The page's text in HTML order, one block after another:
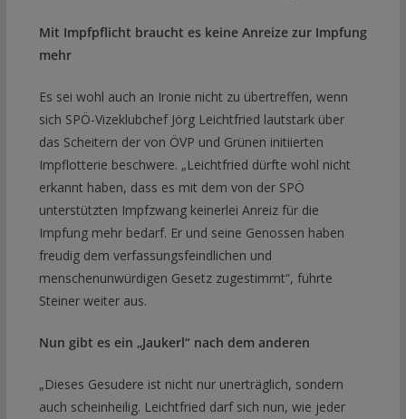
Mit Impfpflicht braucht es keine Anreize zur Impfung
mehr
Es sei wohl auch an Ironie nicht zu übertreffen, wenn
sich SPÖ-Vizeklubchef Jörg Leichtfried lautstark über
das Scheitern der von ÖVP und Grünen initiierten
Impflotterie beschwere. „Leichtfried dürfte wohl nicht
erkannt haben, dass es mit dem von der SPÖ
unterstützten Impfzwang keinerlei Anreiz für die
Impfung mehr bedarf. Er und seine Genossen haben
freudig dem verfassungsfeindlichen und
menschenunwürdigen Gesetz zugestimmt“, führte
Steiner weiter aus.
Nun gibt es ein „Jaukerl“ nach dem anderen
„Dieses Gesudere ist nicht nur unerträglich, sondern
auch scheinheilig. Leichtfried darf sich nun, wie jeder